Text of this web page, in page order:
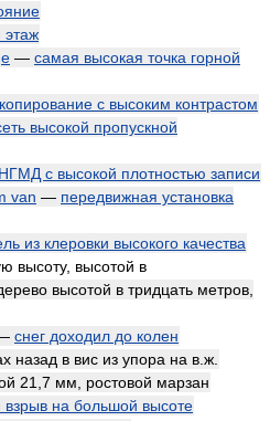
этаж
— самая высокая точка горной
копирование с высоким контрастом
высокой пропускной
НГМД с высокой плотностью записи
van — передвижная установка
из клеровки высокого качества
высоту, высотой в
высотой в тридцать метров,
снег доходил до колен
назад в вис из упора на в.ж.
21,7 мм, ростовой марзан
взрыв на большой высоте